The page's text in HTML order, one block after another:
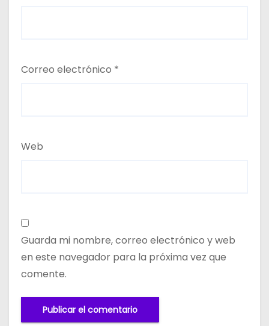
Correo electrónico *
Web
Guarda mi nombre, correo electrónico y web
en este navegador para la próxima vez que
comente.